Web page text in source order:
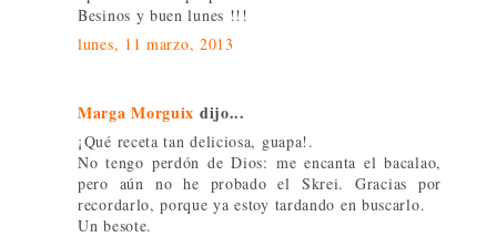
Besinos y buen lunes !!!
lunes, 11 marzo, 2013
Marga Morguix dijo...
¡Qué receta tan deliciosa, guapa!.
No tengo perdón de Dios: me encanta el bacalao,
pero aún no he probado el Skrei. Gracias por
recordarlo, porque ya estoy tardando en buscarlo.
Un besote.